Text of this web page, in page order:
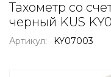
Тахометр со
черный KUS
Артикул: KY07003